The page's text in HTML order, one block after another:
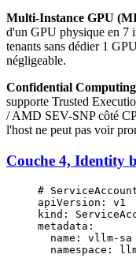
Multi-Instance GPU
d'un GPU physique en 7
tenants sans dédier 1
négligeable.
Confidential Computing
supporte Trusted
/ AMD SEV-SNP côté
l'host ne peut pas voir
Couche 4, Identity
#
apiVersion : v1
kind :
metadata :
  name
: vllm-sa
  namespace
: